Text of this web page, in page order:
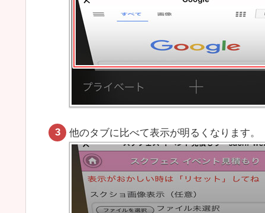
他のタブに比べて表示が明るくなります。